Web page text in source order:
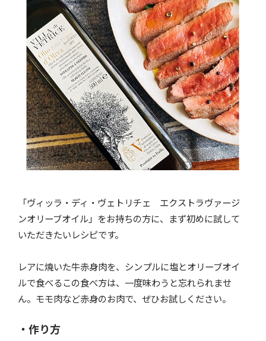
「ヴィッラ・ディ・ヴェトリチェ エクストラヴァージ
ンオリーブオイル」をお持ちの方に、まず初めに試して
いただきたいレシピです。
レアに焼いた牛赤身肉を、シンプルに塩とオリーブオイ
ルで食べるこの食べ方は、一度味わうと忘れられませ
ん。モモ肉など赤身のお肉で、ぜひお試しください。
・作り方